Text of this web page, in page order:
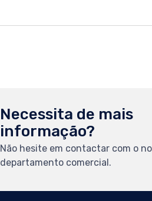
Necessita de mais
informação?
Não hesite em contactar com o
departamento comercial.